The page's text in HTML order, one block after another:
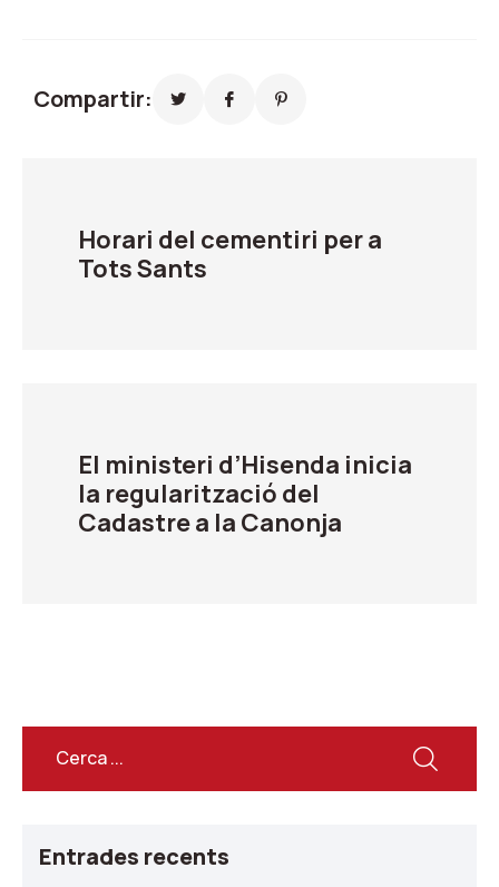
Compartir:
Horari del cementiri per a
Tots Sants
El ministeri d’Hisenda inicia
la regularització del
Cadastre a la Canonja
Entrades recents